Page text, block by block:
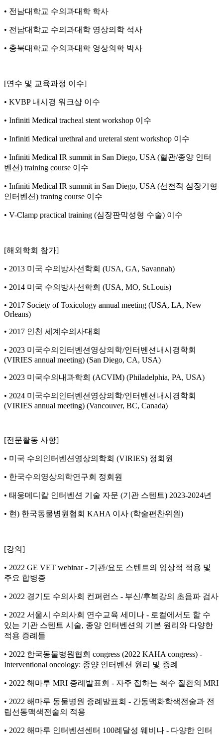
• 전남대학교 수의과대학 학사
• 전남대학교 수의과대학 영상의학 석사
• 충북대학교 수의과대학 영상의학 박사
[연수 및 교육과정 이수]
• KVBP 내시경 워크샵 이수
• Infiniti Medical tracheal stent workshop 이수
• Infiniti Medical urethral and ureteral stent workshop 이수
• Infiniti Medical IR summit in San Diego, USA (혈관/종양 인터
벤션) training course 이수
• Infiniti Medical IR summit in San Diego, USA (선천적 심장기형
인터벤션) traning course 이수
• V-Clamp practical training (심장판막성형 수술) 이수
[해외학회 참가]
• 2013 미국 수의방사선학회 (USA, GA, Savannah)
• 2014 미국 수의방사선학회 (USA, MO, St.Louis)
• 2017 Society of Toxicology annual meeting (USA, LA, New
Orleans)
• 2017 인천 세계수의사대회
• 2023 미국수의인터벤션영상의학/인터벤션내시경학회
(VIRIES annual meeting) (San Diego, CA, USA)
• 2023 미국수의내과학회 (ACVIM) (Philadelphia, PA, USA)
• 2024 미국수의인터벤션영상의학/인터벤션내시경학회
(VIRIES annual meeting) (Vancouver, BC, Canada)
[전문활동 사항]
• 미국 수의인터벤션영상의학회 (VIRIES) 정회원
• 한국수의영상의학연구회 정회원
• 태웅메디칼 인터벤션 기술 자문 (기관 스텐트) 2023-2024년
• 현) 한국동물병원협회 KAHA 이사 (학술편찬위원)
[강의]
• 2022 GE VET webinar - 기관/요도 스텐트의 임상적 적용 및
주요 합병증
• 2022 경기도 수의사회 컨퍼런스 - 부신/후복강의 초음파 검사
• 2022 서울시 수의사회 연수교육 세미나 - 로컬에서도 할 수
있는 기관 스텐트 시술, 종양 인터벤션의 기본 원리와 다양한
적용 증례들
• 2022 한국동물병원협회 congress (2022 KAHA congress) -
Interventional oncology: 종양 인터벤션 원리 및 증례
• 2022 해마루 MRI 증례발표회 - 자주 접하는 척수 질환의 MRI
• 2022 해마루 동물병원 증례발표회 - 간동맥화학색전술과 전
립선동맥색전술의 적용
• 2022 해마루 인터벤션센터 100례달성 웨비나 - 다양한 인터